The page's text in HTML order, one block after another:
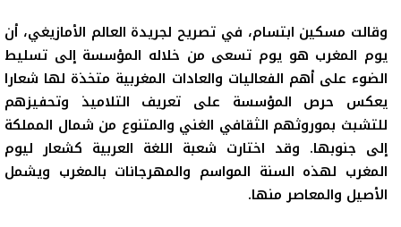
وقالت مسكين ابتسام، في تصريح لجريدة العالم الأمازيغي، أن
يوم المغرب هو يوم تسعى من خلاله المؤسسة إلى تسليط
الضوء على أهم الفعاليات والعادات المغربية متخذة لها شعارا
يعكس حرص المؤسسة على تعريف التلاميذ وتحفيزهم
للتشبث بموروثهم الثقافي الغني والمتنوع من شمال المملكة
إلى جنوبها. وقد اختارت شعبة اللغة العربية كشعار ليوم
المغرب لهذه السنة المواسم والمهرجانات بالمغرب ويشمل
الأصيل والمعاصر منها.